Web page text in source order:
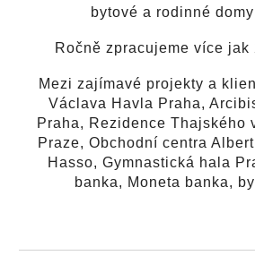
bytové a rodinné
Ročně zpracujeme více jak
Mezi zajímavé projekty a
Václava Havla Praha,
Praha, Rezidence Thajského
Praze, Obchodní centra
Hasso, Gymnastická hala
banka, Moneta banka,